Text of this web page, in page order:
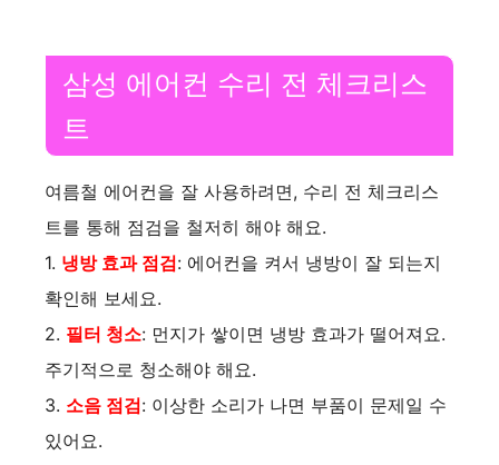
e
삼성 에어컨 수리 전 체크리스
트
여름철 에어컨을 잘 사용하려면, 수리 전 체크리스
트를 통해 점검을 철저히 해야 해요.
1. 냉방 효과 점검: 에어컨을 켜서 냉방이 잘 되는지
확인해 보세요.
2. 필터 청소: 먼지가 쌓이면 냉방 효과가 떨어져요.
주기적으로 청소해야 해요.
3. 소음 점검: 이상한 소리가 나면 부품이 문제일 수
있어요.